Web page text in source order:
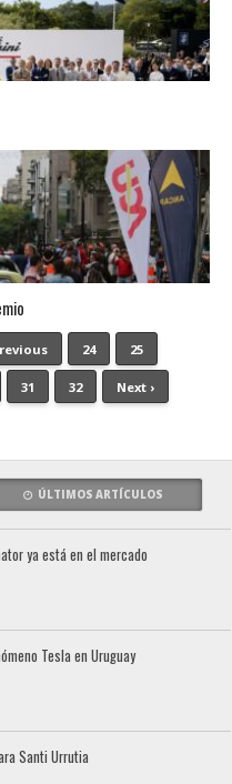
24 25
31 32 Next ›
ÚLTIMOS ARTÍCULOS
ya está en el mercado
Tesla en Uruguay
Santi Urrutia